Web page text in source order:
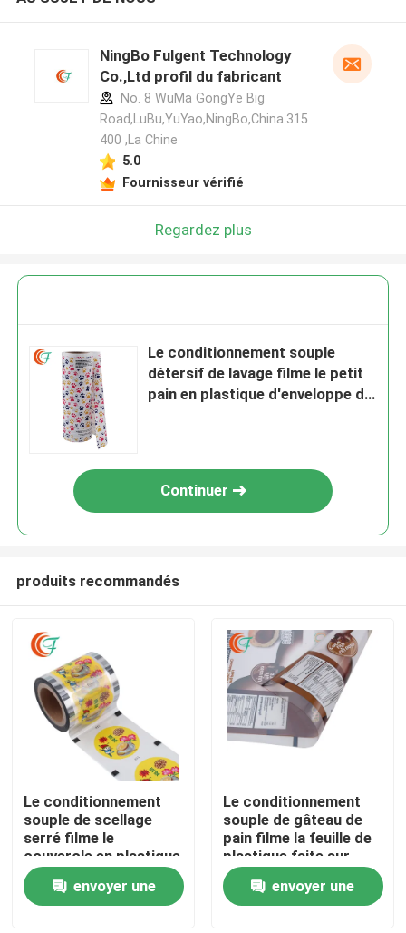
À la maison
Produits
NingBo Fulgent Technology
Co.,Ltd profil du fabricant
No. 8 WuMa GongYe Big
Road,LuBu,YuYao,NingBo,China.315
400 ,La Chine
5.0
Fournisseur vérifié
Regardez plus
Le conditionnement souple
détersif de lavage filme le petit
pain en plastique d'enveloppe de
Continuer
produits recommandés
Le conditionnement
souple de scellage
serré filme le
couvercle en plastique
résistant à la chaleur
de tasse de lait
envoyer une
Le conditionnement
souple de gâteau de
pain filme la feuille de
plastique faite sur
commande de 0.05mm
pour l'emballage
envoyer une